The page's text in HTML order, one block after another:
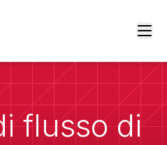
flusso di